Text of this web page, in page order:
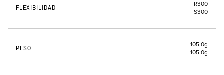
FLEXIBILIDAD
R300
S300
PESO
105.0g
105.0g